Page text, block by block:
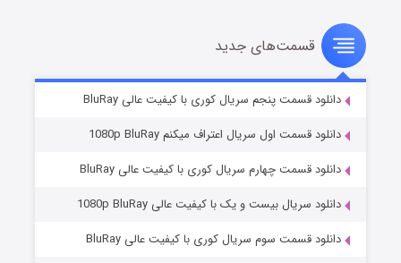
سریال زشت
قسمت۲ (زیرنویس) منتشر شد
قسمت‌های جدید
دانلود قسمت پنجم سریال کوری با کیفیت عالی BluRay
دانلود قسمت اول سریال اعتراف میکنم 1080p BluRay
دانلود قسمت چهارم سریال کوری با کیفیت عالی BluRay
دانلود سریال بیست و یک با کیفیت عالی 1080p BluRay
دانلود قسمت سوم سریال کوری با کیفیت عالی BluRay